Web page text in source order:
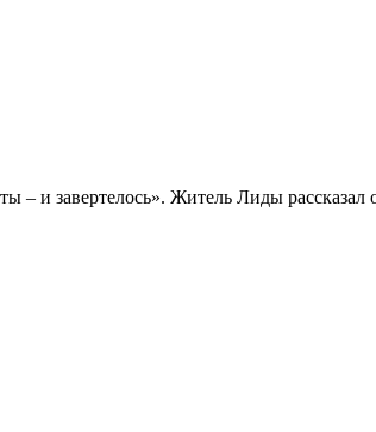
– и завертелось». Житель Лиды